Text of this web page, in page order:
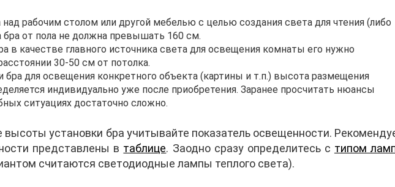
рабочим столом или другой мебелью с целью создания света для чтения (либо
бра от пола не должна превышать 160 см.
в качестве главного источника света для освещения комнаты его нужно
30-50 см от потолка.
бра для освещения конкретного объекта (картины и т.п.) высота размещения
индивидуально уже после приобретения. Заранее просчитать нюансы
ситуациях достаточно сложно.
высоты установки бра учитывайте показатель освещенности.
представлены в таблице. Заодно сразу определитесь с типом
считаются светодиодные лампы теплого света).